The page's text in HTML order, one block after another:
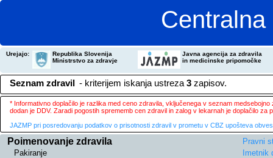
Urejajo:
Republika Slovenija
Ministrstvo za zdravje
Javna agencija za zdravila
in medicinske pripomočke
Seznam zdravil - kriterijem iskanja ustreza 3 zapisov.
* Informativno doplačilo je razlika med ceno zdravila, vključenega v seznam
dodan je DDV. Zaradi pogostih sprememb cen zdravil in zalog v lekarnah je doplačilo
JAZMP pri posredovanju podatkov o prisotnosti zdravil v prometu v CBZ upošteva
Poimenovanje zdravila
Pravni
Pakiranje
Imetnik